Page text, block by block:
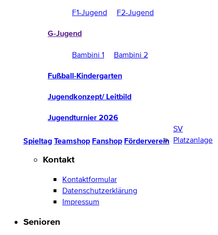
F1-Jugend F2-Jugend
G-Jugend
Bambini 1 Bambini 2
Fußball-Kindergarten
Jugendkonzept/ Leitbild
Jugendturnier 2026
Spieltag Teamshop Fanshop Förderverein
SV
Platzanlage
Kontakt
Kontaktformular
Datenschutzerklärung
Impressum
Senioren